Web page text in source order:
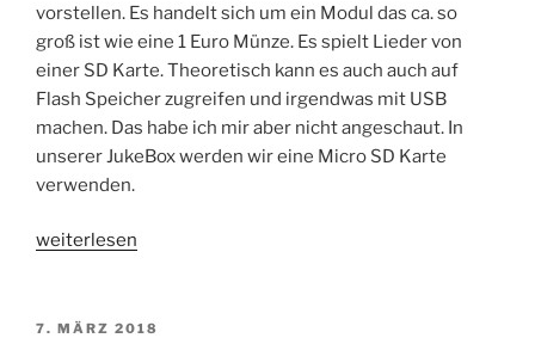
vorstellen. Es handelt sich um ein Modul das ca. so
groß ist wie eine 1 Euro Münze. Es spielt Lieder von
einer SD Karte. Theoretisch kann es auch auch auf
Flash Speicher zugreifen und irgendwas mit USB
machen. Das habe ich mir aber nicht angeschaut. In
unserer JukeBox werden wir eine Micro SD Karte
verwenden.
„DFPlayer
der
weiterlesen
VERÖFFENTLICHT
7. MÄRZ 2018